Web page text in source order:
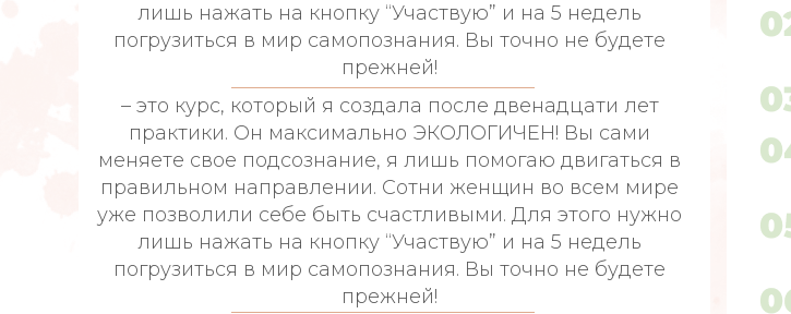
лишь нажать на кнопку “Участвую” и на 5 недель
погрузиться в мир самопознания. Вы точно не будете
прежней!
– это курс, который я создала после двенадцати лет
практики. Он максимально ЭКОЛОГИЧЕН! Вы сами
меняете свое подсознание, я лишь помогаю двигаться в
правильном направлении. Сотни женщин во всем мире
уже позволили себе быть счастливыми. Для этого нужно
лишь нажать на кнопку “Участвую” и на 5 недель
погрузиться в мир самопознания. Вы точно не будете
прежней!